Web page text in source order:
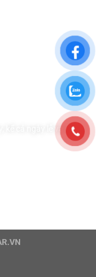
kể cả ngày lễ và CN.